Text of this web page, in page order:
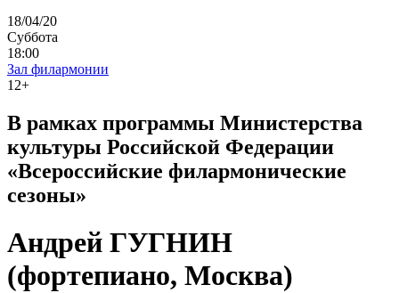
18/04/20
Суббота
18:00
Зал филармонии
12+
В рамках программы Министерства
культуры Российской Федерации
«Всероссийские филармонические
сезоны»
Андрей ГУГНИН
(фортепиано, Москва)